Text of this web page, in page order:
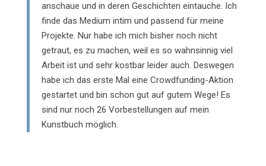
anschaue und in deren Geschichten eintauche. Ich
finde das Medium intim und passend für meine
Projekte. Nur habe ich mich bisher noch nicht
getraut, es zu machen, weil es so wahnsinnig viel
Arbeit ist und sehr kostbar leider auch. Deswegen
habe ich das erste Mal eine Crowdfunding-Aktion
gestartet und bin schon gut auf gutem Wege! Es
sind nur noch 26 Vorbestellungen auf mein
Kunstbuch möglich.